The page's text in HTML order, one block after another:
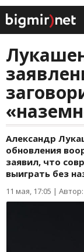
Александр
обновления
заявил, что
выиграть без
11 мая, 17:05 |